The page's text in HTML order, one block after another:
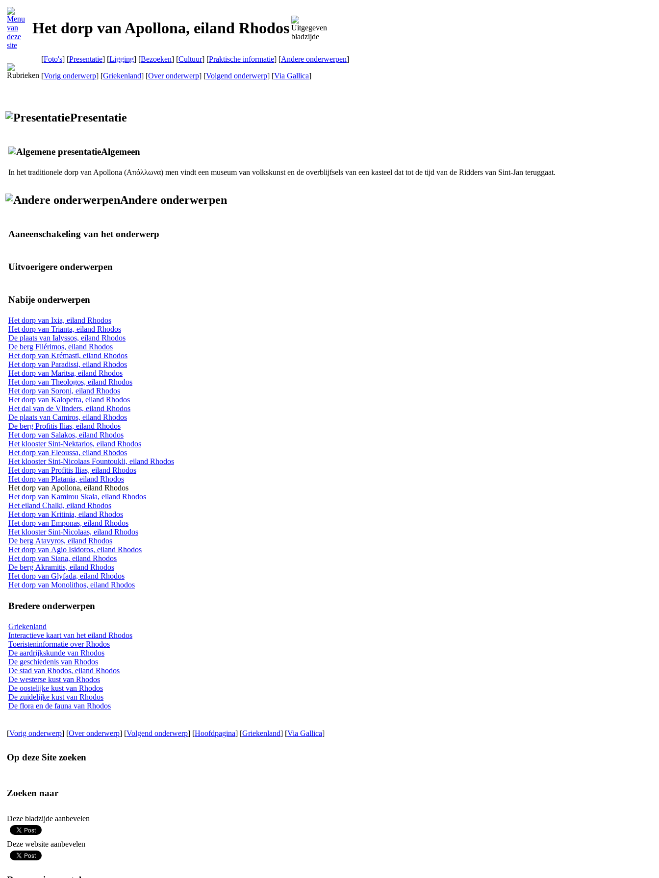
Het dorp van Apollona, eiland Rhodos
[Foto's] [Presentatie] [Ligging] [Bezoeken] [Cultuur] [Praktische informatie] [Andere onderwerpen]
[Vorig onderwerp] [Griekenland] [Over onderwerp] [Volgend onderwerp] [Via Gallica]
Presentatie
Algemeen
In het traditionele dorp van Apollona (Απόλλωνα) men vindt een museum van volkskunst en de overblijfsels van een kasteel dat tot de tijd van de Ridders van Sint-Jan teruggaat.
Andere onderwerpen
Aaneenschakeling van het onderwerp
Uitvoerigere onderwerpen
Nabije onderwerpen
Het dorp van Ixia, eiland Rhodos
Het dorp van Trianta, eiland Rhodos
De plaats van Ialyssos, eiland Rhodos
De berg Filérimos, eiland Rhodos
Het dorp van Krémasti, eiland Rhodos
Het dorp van Paradissi, eiland Rhodos
Het dorp van Maritsa, eiland Rhodos
Het dorp van Theologos, eiland Rhodos
Het dorp van Soroni, eiland Rhodos
Het dorp van Kalopetra, eiland Rhodos
Het dal van de Vlinders, eiland Rhodos
De plaats van Camiros, eiland Rhodos
De berg Profitis Ilias, eiland Rhodos
Het dorp van Salakos, eiland Rhodos
Het klooster Sint-Nektarios, eiland Rhodos
Het dorp van Eleoussa, eiland Rhodos
Het klooster Sint-Nicolaas Fountoukli, eiland Rhodos
Het dorp van Profitis Ilias, eiland Rhodos
Het dorp van Platania, eiland Rhodos
Het dorp van Apollona, eiland Rhodos
Het dorp van Kamirou Skala, eiland Rhodos
Het eiland Chalki, eiland Rhodos
Het dorp van Kritinia, eiland Rhodos
Het dorp van Emponas, eiland Rhodos
Het klooster Sint-Nicolaas, eiland Rhodos
De berg Atavyros, eiland Rhodos
Het dorp van Agio Isidoros, eiland Rhodos
Het dorp van Siana, eiland Rhodos
De berg Akramitis, eiland Rhodos
Het dorp van Glyfada, eiland Rhodos
Het dorp van Monolithos, eiland Rhodos
Bredere onderwerpen
Griekenland
Interactieve kaart van het eiland Rhodos
Toeristeninformatie over Rhodos
De aardrijkskunde van Rhodos
De geschiedenis van Rhodos
De stad van Rhodos, eiland Rhodos
De westerse kust van Rhodos
De oostelijke kust van Rhodos
De zuidelijke kust van Rhodos
De flora en de fauna van Rhodos
[Vorig onderwerp] [Over onderwerp] [Volgend onderwerp] [Hoofdpagina] [Griekenland] [Via Gallica]
Op deze Site zoeken
Zoeken naar
Deze bladzijde aanbevelen
Deze website aanbevelen